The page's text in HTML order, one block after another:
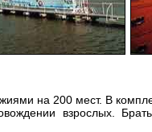
на 200 мест. В
взрослых.